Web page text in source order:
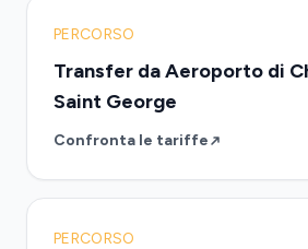
PERCORSO
Transfer da Aeroporto di
Saint George
Confronta le tariffe
PERCORSO